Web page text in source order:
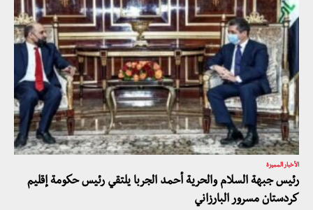
الأخبار المميزة
رئيس جبهة السلام والحرية أحمد الجربا يلتقي رئيس حكومة إقليم
كردستان مسرور البارزاني